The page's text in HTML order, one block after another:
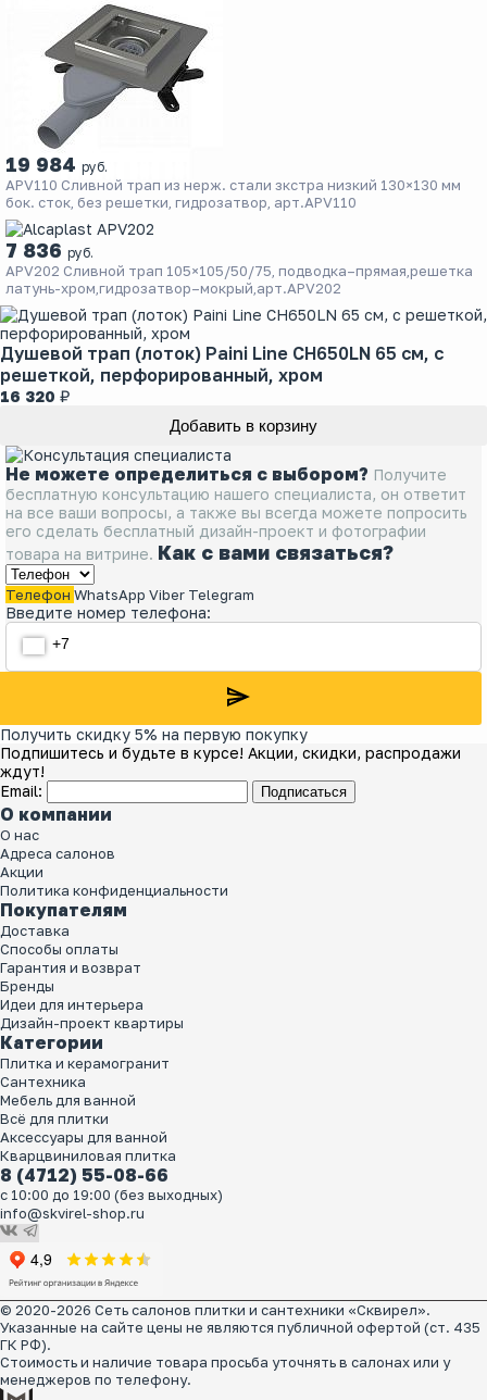
19 984 руб.
APV110 Сливной трап из нерж. стали зкстра низкий 130×130 мм
бок. сток, без pешетки, гидрозатвор, арт.APV110
7 836 руб.
APV202 Сливной трап 105×105/50/75, подводка–прямая,решетка
латунь-хром,гидрозатвор–мокрый,арт.APV202
Душевой трап (лоток) Paini Line CH650LN 65 см, с
решеткой, перфорированный, хром
16 320 ₽
Добавить в корзину
Не можете определиться с выбором? Получите
бесплатную консультацию нашего специалиста, он ответит
на все ваши вопросы, а также вы всегда можете попросить
его сделать бесплатный дизайн-проект и фотографии
товара на витрине. Как с вами связаться?
Телефон WhatsApp Viber Telegram
Введите номер телефона:
Получить скидку 5% на первую покупку
Подпишитесь и будьте в курсе! Акции, скидки, распродажи
ждут!
Email:
Подписаться
О компании
О нас
Адреса салонов
Акции
Политика конфиденциальности
Покупателям
Доставка
Способы оплаты
Гарантия и возврат
Бренды
Идеи для интерьера
Дизайн-проект квартиры
Категории
Плитка и керамогранит
Сантехника
Мебель для ванной
Всё для плитки
Аксессуары для ванной
Кварцвиниловая плитка
8 (4712) 55-08-66
с 10:00 до 19:00 (без выходных)
info@skvirel-shop.ru
© 2020-2026 Сеть салонов плитки и сантехники «Сквирел».
Указанные на сайте цены не являются публичной офертой (ст. 435
ГК РФ).
Стоимость и наличие товара просьба уточнять в салонах или у
менеджеров по телефону.